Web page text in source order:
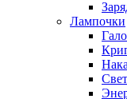
Лампочки